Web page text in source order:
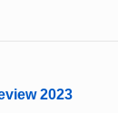
2023